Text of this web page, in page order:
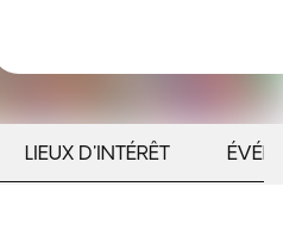
LIEUX D'INTÉRÊT